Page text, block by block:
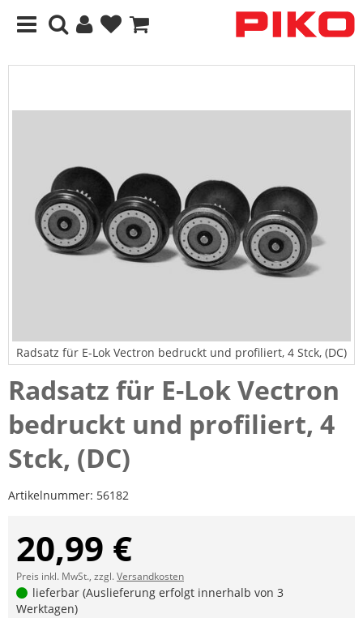
Radsatz für E-Lok Vectron bedruckt und profiliert, 4 Stck, (DC)
Radsatz für E-Lok Vectron
bedruckt und profiliert, 4
Stck, (DC)
Artikelnummer: 56182
20,99 €
Preis inkl. MwSt., zzgl.Versandkosten
lieferbar (Auslieferung erfolgt innerhalb von 3
Werktagen)